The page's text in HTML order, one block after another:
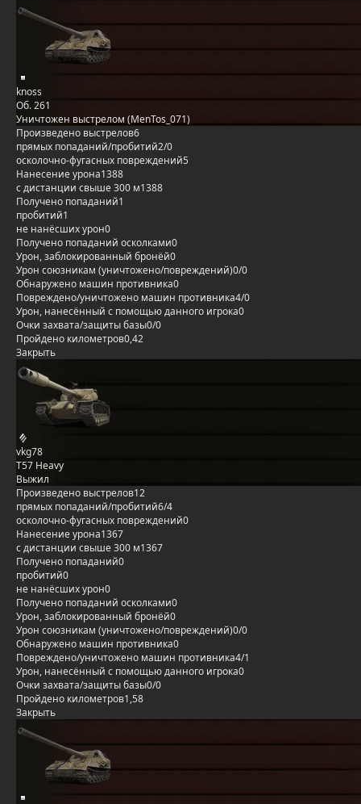
knoss
Об. 261
Уничтожен выстрелом (MenTos_071)
Произведено выстрелов6
прямых попаданий/пробитий2/0
осколочно-фугасных повреждений5
Нанесение урона1388
с дистанции свыше 300 м1388
Получено попаданий1
пробитий1
не нанёсших урон0
Получено попаданий осколками0
Урон, заблокированный бронёй0
Урон союзникам (уничтожено/повреждений)0/0
Обнаружено машин противника0
Повреждено/уничтожено машин противника4/0
Урон, нанесённый с помощью данного игрока0
Очки захвата/защиты базы0/0
Пройдено километров0,42
Закрыть
vkg78
T57 Heavy
Выжил
Произведено выстрелов12
прямых попаданий/пробитий6/4
осколочно-фугасных повреждений0
Нанесение урона1367
с дистанции свыше 300 м1367
Получено попаданий0
пробитий0
не нанёсших урон0
Получено попаданий осколками0
Урон, заблокированный бронёй0
Урон союзникам (уничтожено/повреждений)0/0
Обнаружено машин противника0
Повреждено/уничтожено машин противника4/1
Урон, нанесённый с помощью данного игрока0
Очки захвата/защиты базы0/0
Пройдено километров1,58
Закрыть